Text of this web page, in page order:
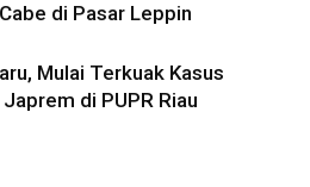
di Pasar Leppin
Mulai Terkuak Kasus
Japrem di PUPR Riau